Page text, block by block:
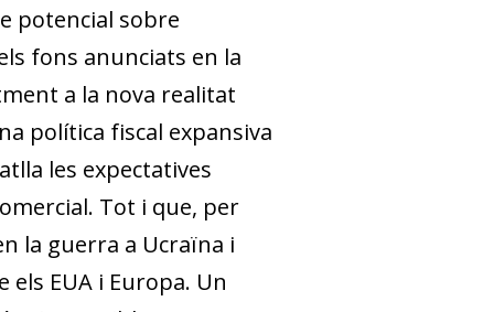
potencial sobre
fons anunciats en la
a la nova realitat
política fiscal expansiva
les expectatives
Tot i que, per
la guerra a Ucraïna i
EUA i Europa. Un